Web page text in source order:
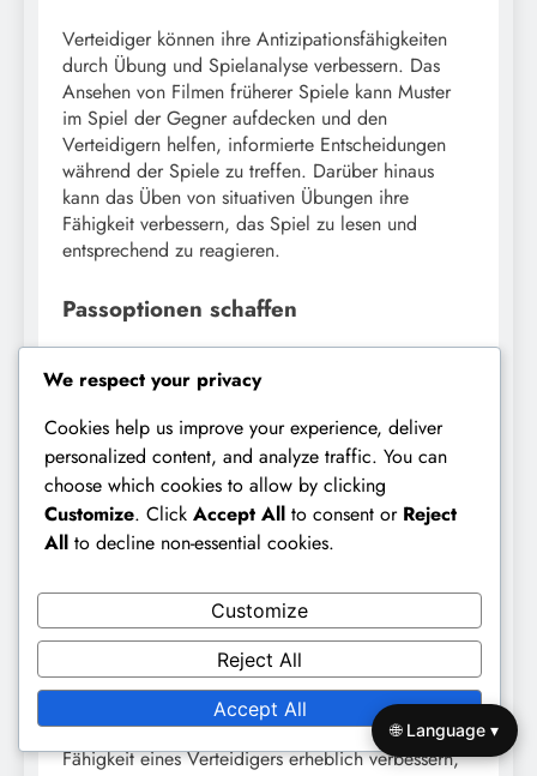
Verteidiger können ihre Antizipationsfähigkeiten
durch Übung und Spielanalyse verbessern. Das
Ansehen von Filmen früherer Spiele kann Muster
im Spiel der Gegner aufdecken und den
Verteidigern helfen, informierte Entscheidungen
während der Spiele zu treffen. Darüber hinaus
kann das Üben von situativen Übungen ihre
Fähigkeit verbessern, das Spiel zu lesen und
entsprechend zu reagieren.
Passoptionen schaffen
für die Aufrechterhaltung des Ballbesitzes und den
Übergang von der Verteidigung zum Angriff.
Verteidiger sollten sich so positionieren, dass sie
einfach den Ball von Mitspielern erhalten können,
was schnelle Übergänge erleichtert und den
Ballbesitz aufrechterhält. Dies kann das Bewegen
in den Raum oder das Abziehen von Verteidigern
Darüber hinaus sollten die Verteidiger ermutigt
werden, ihre Ballfertigkeiten zu entwickeln, um
präzise Pässe unter Druck zu spielen. Einfache
Übungen, die sich auf Passgenauigkeit und
Entscheidungsfindung konzentrieren, können die
Fähigkeit eines Verteidigers erheblich verbessern,
We respect your privacy
Cookies help us improve your experience, deliver
personalized content, and analyze traffic. You can
choose which cookies to allow by clicking
Customize. Click Accept All to consent or Reject
All to decline non-essential cookies.
Customize
Reject All
Accept All
🌐 Language ▾